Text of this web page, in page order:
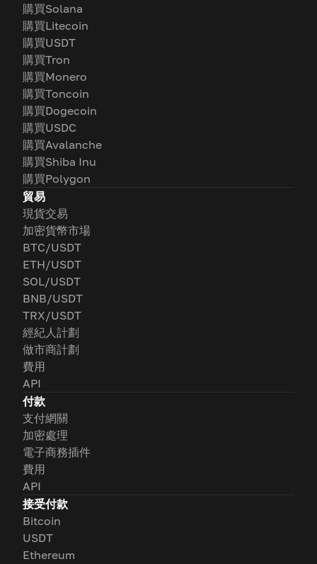
購買Solana
購買Litecoin
購買USDT
購買Tron
購買Monero
購買Toncoin
購買Dogecoin
購買USDC
購買Avalanche
購買Shiba Inu
購買Polygon
貿易
現貨交易
加密貨幣市場
BTC/USDT
ETH/USDT
SOL/USDT
BNB/USDT
TRX/USDT
經紀人計劃
做市商計劃
費用
API
付款
支付網關
加密處理
電子商務插件
費用
API
接受付款
Bitcoin
USDT
Ethereum